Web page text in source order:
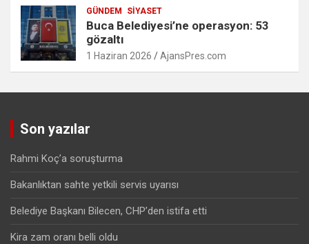
GÜNDEM SIYASET
Buca Belediyesi’ne operasyon: 53
gözaltı
1 Haziran 2026 AjansPres.com
Son yazılar
Rahmi Koç’a soruşturma
Bakanlıktan sahte yetkili servis uyarısı
Belediye Başkanı Bilecen, CHP’den istifa etti
Kira zam oranı belli oldu